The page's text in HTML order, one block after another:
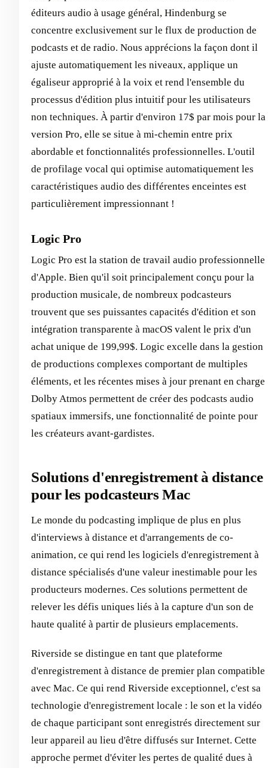
éditeurs audio à usage général, Hindenburg se
concentre exclusivement sur le flux de production de
podcasts et de radio. Nous apprécions la façon dont il
ajuste automatiquement les niveaux, applique un
égaliseur approprié à la voix et rend l'ensemble du
processus d'édition plus intuitif pour les utilisateurs
non techniques. À partir d'environ 17$ par mois pour la
version Pro, elle se situe à mi-chemin entre prix
abordable et fonctionnalités professionnelles. L'outil
de profilage vocal qui optimise automatiquement les
caractéristiques audio des différentes enceintes est
particulièrement impressionnant !
Logic Pro
Logic Pro est la station de travail audio professionnelle
d'Apple. Bien qu'il soit principalement conçu pour la
production musicale, de nombreux podcasteurs
trouvent que ses puissantes capacités d'édition et son
intégration transparente à macOS valent le prix d'un
achat unique de 199,99$. Logic excelle dans la gestion
de productions complexes comportant de multiples
éléments, et les récentes mises à jour prenant en charge
Dolby Atmos permettent de créer des podcasts audio
spatiaux immersifs, une fonctionnalité de pointe pour
les créateurs avant-gardistes.
Solutions d'enregistrement à distance
pour les podcasteurs Mac
Le monde du podcasting implique de plus en plus
d'interviews à distance et d'arrangements de co-
animation, ce qui rend les logiciels d'enregistrement à
distance spécialisés d'une valeur inestimable pour les
producteurs modernes. Ces solutions permettent de
relever les défis uniques liés à la capture d'un son de
haute qualité à partir de plusieurs emplacements.
Riverside se distingue en tant que plateforme
d'enregistrement à distance de premier plan compatible
avec Mac. Ce qui rend Riverside exceptionnel, c'est sa
technologie d'enregistrement locale : le son et la vidéo
de chaque participant sont enregistrés directement sur
leur appareil au lieu d'être diffusés sur Internet. Cette
approche permet d'éviter les pertes de qualité dues à